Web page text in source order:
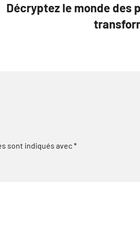
Décryptez le monde des
sont indiqués avec*